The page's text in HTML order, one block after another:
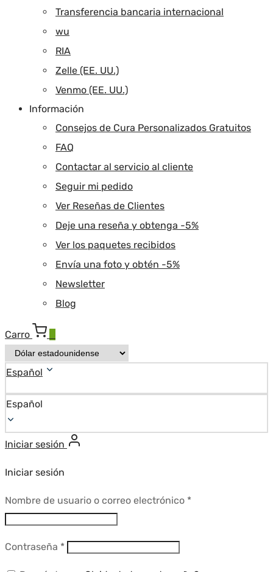
Transferencia bancaria internacional
wu
RIA
Zelle (EE. UU.)
Venmo (EE. UU.)
Información
Consejos de Cura Personalizados Gratuitos
FAQ
Contactar al servicio al cliente
Seguir mi pedido
Ver Reseñas de Clientes
Deje una reseña y obtenga -5%
Ver los paquetes recibidos
Envía una foto y obtén -5%
Newsletter
Blog
Carro
Español
Español
Iniciar sesión
Iniciar sesión
Nombre de usuario o correo electrónico *Requerido
Contraseña *Requerido